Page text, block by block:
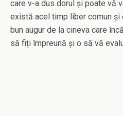
care v-a dus dorul și poate vă
există acel timp liber comun și
bun augur de la cineva care
să fiți împreună și o să vă